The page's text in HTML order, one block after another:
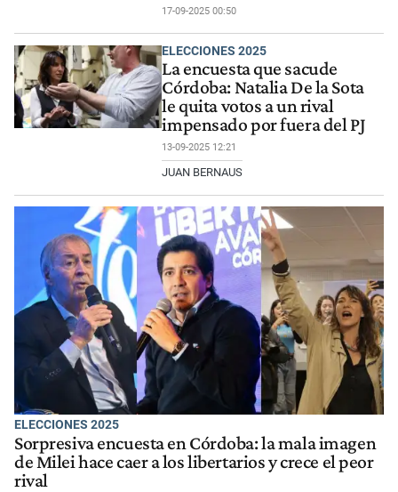
17-09-2025 00:50
ELECCIONES 2025
La encuesta que sacude
Córdoba: Natalia De la Sota
le quita votos a un rival
impensado por fuera del PJ
13-09-2025 12:21
JUAN BERNAUS
ELECCIONES 2025
Sorpresiva encuesta en Córdoba: la mala imagen
de Milei hace caer a los libertarios y crece el peor
rival